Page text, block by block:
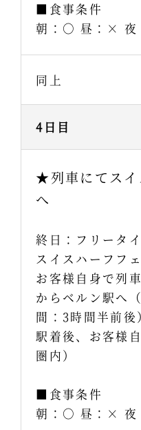
■食事条件
朝：○ 昼：× 夜
同上
4日目
★列車にてスイ
へ
終日：フリータ
スイスハーフフ
お客様自身で列
からベルン駅へ
間：3時間半前後
駅着後、お客様
圏内）
■食事条件
朝：○ 昼：× 夜